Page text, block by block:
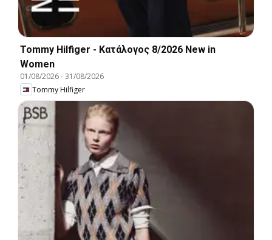
Tommy Hilfiger - Kατάλογος 8/2026 New in
Women
01/08/2026-31/08/2026
Tommy Hilfiger